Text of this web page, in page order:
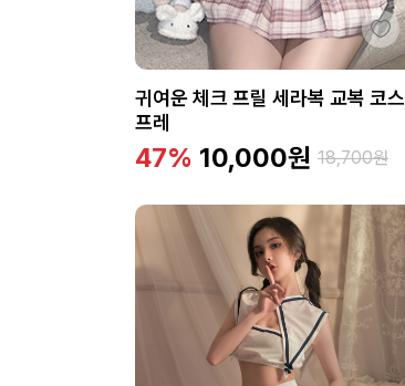
귀여운 체크 프릴 세라복 교복 코스
프레
47% 10,000원 18,700원